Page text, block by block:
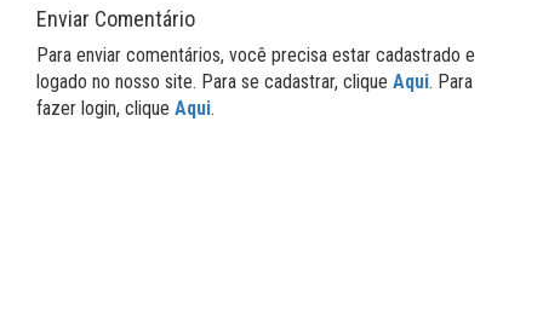
Enviar Comentário
Para enviar comentários, você precisa estar cadastrado e
logado no nosso site. Para se cadastrar, clique Aqui. Para
fazer login, clique Aqui.